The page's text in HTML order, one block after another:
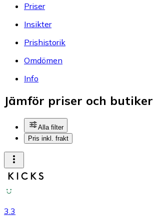
Priser
Insikter
Prishistorik
Omdömen
Info
Jämför priser och butiker
Alla filter
Pris inkl. frakt
3.3